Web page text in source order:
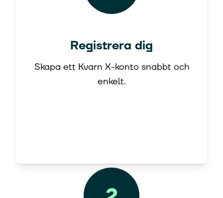
Registrera dig
Skapa ett Kvarn X-konto snabbt och
enkelt.